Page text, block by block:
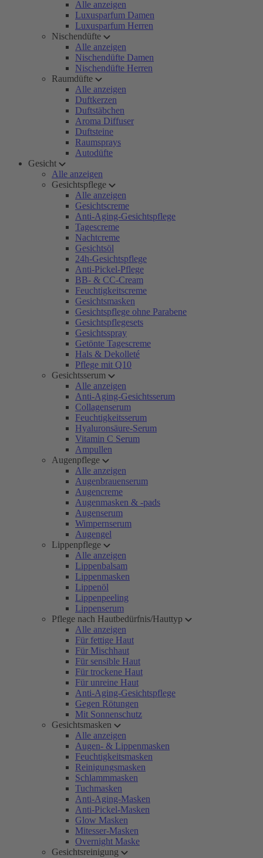
Alle anzeigen
Luxusparfum Damen
Luxusparfum Herren
Nischendüfte
Alle anzeigen
Nischendüfte Damen
Nischendüfte Herren
Raumdüfte
Alle anzeigen
Duftkerzen
Duftstäbchen
Aroma Diffuser
Duftsteine
Raumsprays
Autodüfte
Gesicht
Alle anzeigen
Gesichtspflege
Alle anzeigen
Gesichtscreme
Anti-Aging-Gesichtspflege
Tagescreme
Nachtcreme
Gesichtsöl
24h-Gesichtspflege
Anti-Pickel-Pflege
BB- & CC-Cream
Feuchtigkeitscreme
Gesichtsmasken
Gesichtspflege ohne Parabene
Gesichtspflegesets
Gesichtsspray
Getönte Tagescreme
Hals & Dekolleté
Pflege mit Q10
Gesichtsserum
Alle anzeigen
Anti-Aging-Gesichtsserum
Collagenserum
Feuchtigkeitsserum
Hyaluronsäure-Serum
Vitamin C Serum
Ampullen
Augenpflege
Alle anzeigen
Augenbrauenserum
Augencreme
Augenmasken & -pads
Augenserum
Wimpernserum
Augengel
Lippenpflege
Alle anzeigen
Lippenbalsam
Lippenmasken
Lippenöl
Lippenpeeling
Lippenserum
Pflege nach Hautbedürfnis/Hauttyp
Alle anzeigen
Für fettige Haut
Für Mischhaut
Für sensible Haut
Für trockene Haut
Für unreine Haut
Anti-Aging-Gesichtspflege
Gegen Rötungen
Mit Sonnenschutz
Gesichtsmasken
Alle anzeigen
Augen- & Lippenmasken
Feuchtigkeitsmasken
Reinigungsmasken
Schlammmasken
Tuchmasken
Anti-Aging-Masken
Anti-Pickel-Masken
Glow Masken
Mitesser-Masken
Overnight Maske
Gesichtsreinigung